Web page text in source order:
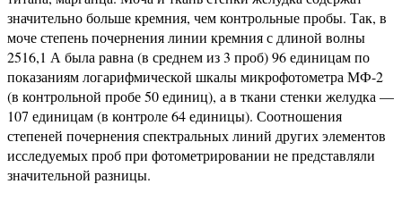
значительно больше кремния, чем контрольные пробы. Так, в
моче степень почернения линии кремния с длиной волны
2516,1 А была равна (в среднем из 3 проб) 96 единицам по
показаниям логарифмической шкалы микрофотометра МФ-2
(в контрольной пробе 50 единиц), а в ткани стенки желудка —
107 единицам (в контроле 64 единицы). Соотношения
степеней почернения спектральных линий других элементов
исследуемых проб при фотометрировании не представляли
значительной разницы.